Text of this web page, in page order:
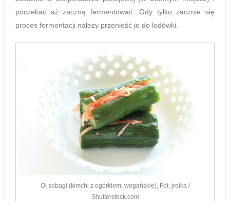
poczekać aż zaczną fermentować. Gdy tylko zacznie się
proces fermentacji należy przenieść je do lodówki.
Oi sobagi (kimchi z ogórkiem, wegańskie), Fot. jreika /
Shutterstock.com